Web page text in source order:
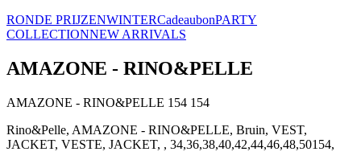
RONDE PRIJZENWINTERCadeaubonPARTY
COLLECTIONNEW ARRIVALS
AMAZONE - RINO&PELLE
AMAZONE - RINO&PELLE 154 154
Rino&Pelle, AMAZONE - RINO&PELLE, Bruin, VEST,
JACKET, VESTE, JACKET, , 34,36,38,40,42,44,46,48,50154,